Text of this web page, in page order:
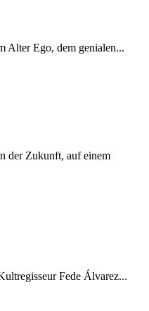
Alter Ego, dem genialen...
Zukunft, auf einem
Fede Álvarez...